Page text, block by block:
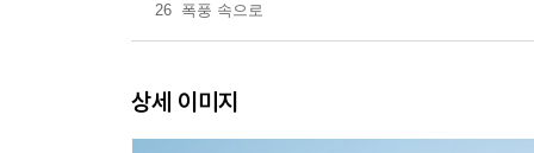
26 폭풍 속으로
상세 이미지